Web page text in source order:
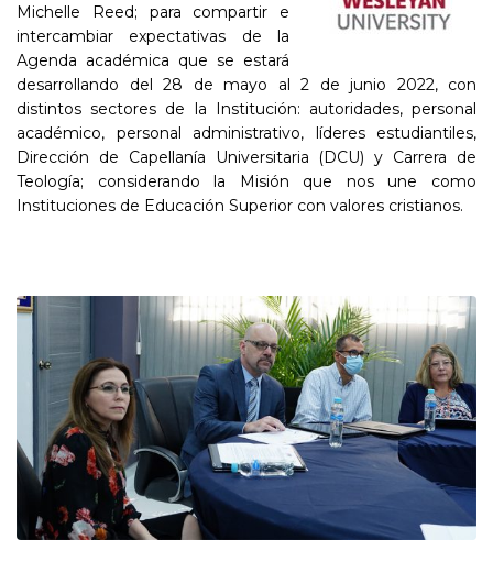
Michelle Reed; para compartir e
intercambiar expectativas de la
Agenda académica que se estará
desarrollando del 28 de mayo al 2 de junio 2022, con
distintos sectores de la Institución: autoridades, personal
académico, personal administrativo, líderes estudiantiles,
Dirección de Capellanía Universitaria (DCU) y Carrera de
Teología; considerando la Misión que nos une como
Instituciones de Educación Superior con valores cristianos.